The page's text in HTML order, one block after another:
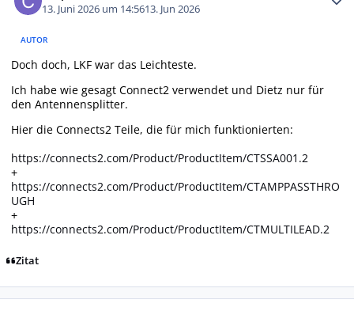
13. Juni 2026 um 14:5613. Jun 2026
AUTOR
Doch doch, LKF war das Leichteste.
Ich habe wie gesagt Connect2 verwendet und Dietz nur für
den Antennensplitter.
Hier die Connects2 Teile, die für mich funktionierten:
https://connects2.com/Product/ProductItem/CTSSA001.2
+
https://connects2.com/Product/ProductItem/CTAMPPASSTHRO
UGH
+
https://connects2.com/Product/ProductItem/CTMULTILEAD.2
Zitat